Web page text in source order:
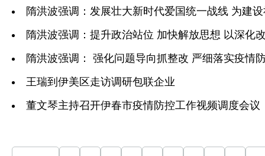
隋洪波强调：发展壮大新时代爱国统一战线 为建
隋洪波强调：提升政治站位 加快解放思想 以深化
隋洪波强调： 强化问题导向抓整改 严细落实疫情
王瑞到伊美区走访调研包联企业
董文琴主持召开伊春市疫情防控工作视频调度会议